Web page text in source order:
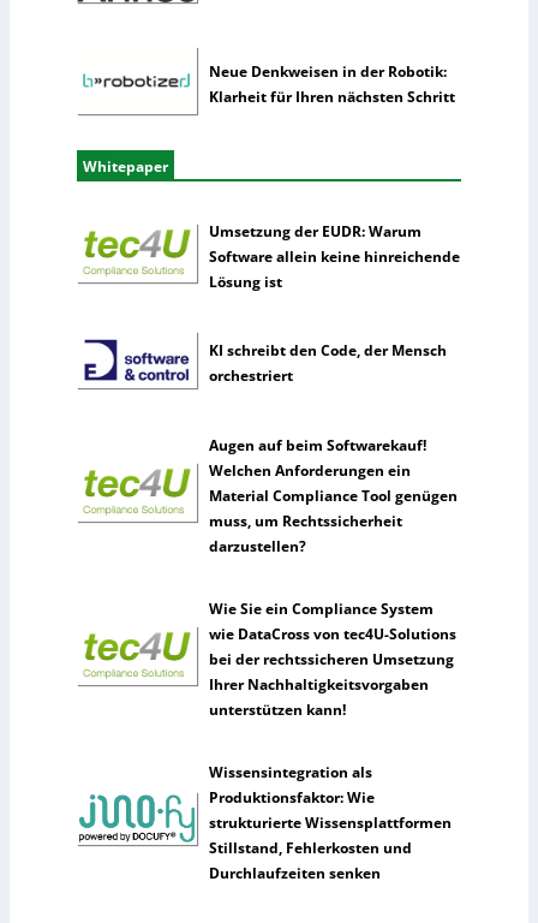
Neue Denkweisen in der Robotik:
Klarheit für Ihren nächsten Schritt
Whitepaper
Umsetzung der EUDR: Warum
Software allein keine hinreichende
Lösung ist
KI schreibt den Code, der Mensch
orchestriert
Augen auf beim Softwarekauf!
Welchen Anforderungen ein
Material Compliance Tool genügen
muss, um Rechtssicherheit
darzustellen?
Wie Sie ein Compliance System
wie DataCross von tec4U-Solutions
bei der rechtssicheren Umsetzung
Ihrer Nachhaltigkeitsvorgaben
unterstützen kann!
Wissensintegration als
Produktionsfaktor: Wie
strukturierte Wissensplattformen
Stillstand, Fehlerkosten und
Durchlaufzeiten senken